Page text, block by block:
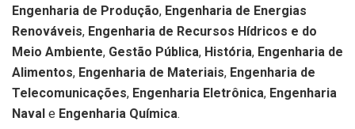
Engenharia de Produção, Engenharia de Energias
Renováveis, Engenharia de Recursos Hídricos e do
Meio Ambiente, Gestão Pública, História, Engenharia de
Alimentos, Engenharia de Materiais, Engenharia de
Telecomunicações, Engenharia Eletrônica, Engenharia
Naval e Engenharia Química.